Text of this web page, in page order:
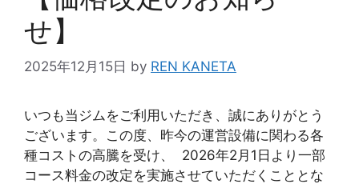
せ】
2025年12月15日 by REN KANETA
いつも当ジムをご利用いただき、誠にありがとう
ございます。この度、昨今の運営設備に関わる各
種コストの高騰を受け、 2026年2月1日より一部
コース料金の改定を実施させていただくこととな